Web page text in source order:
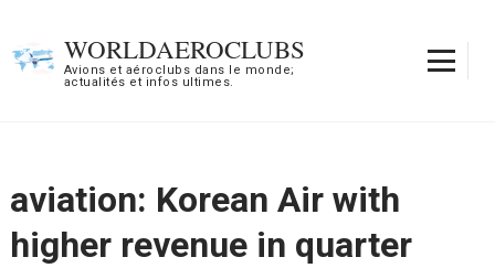
contenu
WORLDAEROCLUBS
Avions et aéroclubs dans le monde;
actualités et infos ultimes.
aviation: Korean Air with
higher revenue in quarter